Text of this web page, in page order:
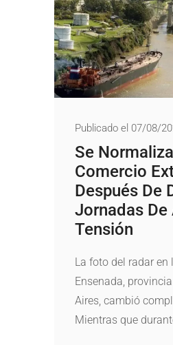
Publicado el 07/08/
Se Normaliza
Comercio
Después De
Jornadas De
Tensión
La foto del radar en
Ensenada,
Aires, cambió
Mientras que